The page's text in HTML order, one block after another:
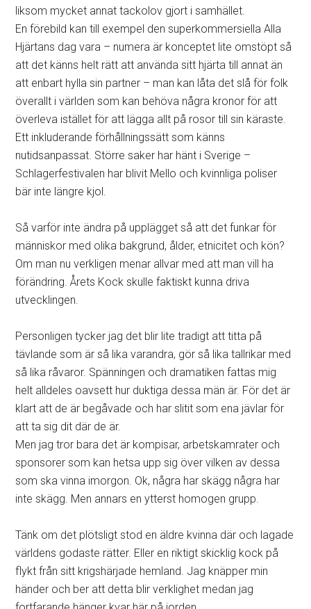
liksom mycket annat tackolov gjort i samhället.
En förebild kan till exempel den superkommersiella Alla
Hjärtans dag vara – numera är konceptet lite omstöpt så
att det känns helt rätt att använda sitt hjärta till annat än
att enbart hylla sin partner – man kan låta det slå för folk
överallt i världen som kan behöva några kronor för att
överleva istället för att lägga allt på rosor till sin käraste.
Ett inkluderande förhållningssätt som känns
nutidsanpassat. Större saker har hänt i Sverige –
Schlagerfestivalen har blivit Mello och kvinnliga poliser
bär inte längre kjol.
Så varför inte ändra på upplägget så att det funkar för
människor med olika bakgrund, ålder, etnicitet och kön?
Om man nu verkligen menar allvar med att man vill ha
förändring. Årets Kock skulle faktiskt kunna driva
utvecklingen.
Personligen tycker jag det blir lite tradigt att titta på
tävlande som är så lika varandra, gör så lika tallrikar med
så lika råvaror. Spänningen och dramatiken fattas mig
helt alldeles oavsett hur duktiga dessa män är. För det är
klart att de är begåvade och har slitit som ena jävlar för
att ta sig dit där de är.
Men jag tror bara det är kompisar, arbetskamrater och
sponsorer som kan hetsa upp sig över vilken av dessa
som ska vinna imorgon. Ok, några har skägg några har
inte skägg. Men annars en ytterst homogen grupp.
Tänk om det plötsligt stod en äldre kvinna där och lagade
världens godaste rätter. Eller en riktigt skicklig kock på
flykt från sitt krigshärjade hemland. Jag knäpper min
händer och ber att detta blir verklighet medan jag